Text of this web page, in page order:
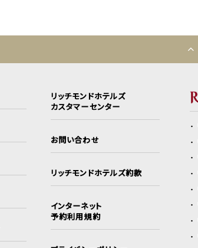
リッチモンドホテルズ
カスタマーセンター
お問い合わせ
リッチモンドホテルズ約款
インターネット
予約利用規約